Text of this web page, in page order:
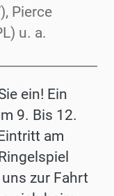
Pierce
u. a.
ein! Ein
9. Bis 12.
am
zur Fahrt